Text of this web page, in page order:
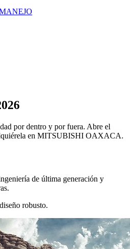
por dentro y por fuera. Abre el
en MITSUBISHI OAXACA.
de última generación y
robusto.